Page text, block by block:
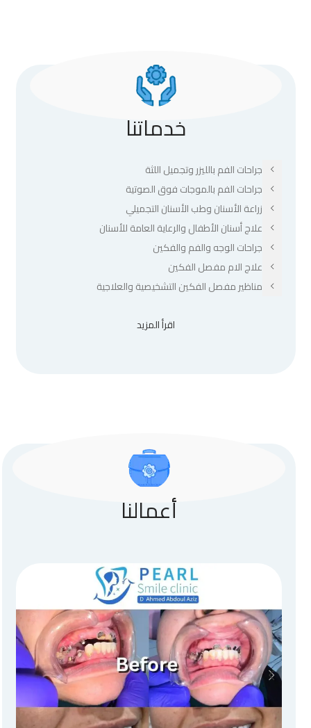
خدماتنا
جراحات الفم بالليزر وتجميل اللثة
جراحات الفم بالموجات فوق الصوتية
زراعة الأسنان وطب الأسنان التجميلي
علاج أسنان الأطفال والرعاية العامة للأسنان
جراحات الوجه والفم والفكين
علاج الام مفصل الفكين
مناظير مفصل الفكين التشخيصية والعلاجية
اقرأ المزيد
أعمالنا